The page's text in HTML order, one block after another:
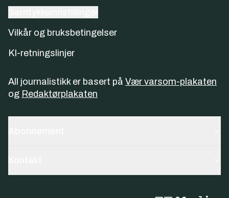
Vilkår og bruksbetingelser
KI-retningslinjer
All journalistikk er basert på Vær varsom-plakaten
og Redaktørplakaten